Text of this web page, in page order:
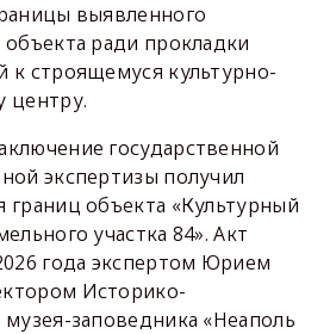
выявленного
объекта ради прокладки
к строящемуся культурно-
центру.
государственной
экспертизы получил
границ объекта «Культурный
участка 84». Акт
года экспертом Юрием
Историко-
музея-заповедника «Неаполь